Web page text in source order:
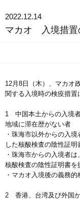
2022.12.14
マカオ 入境措置
12月8日（木）、マカオ
関する入境時の検疫措置
1 中国本土からの入境
地域に滞在歴がない者
・珠海市以外からの入
した核酸検査の陰性証明
・珠海市からの入境者
核酸検査の陰性証明書を
・マカオ入境後の義務
2 香港、台湾及び外国